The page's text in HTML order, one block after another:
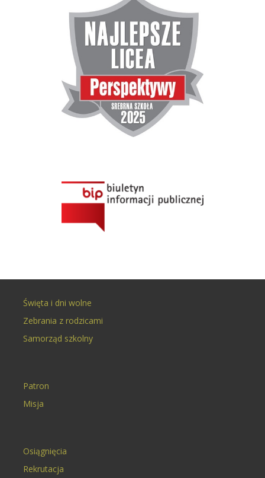
Święta i dni wolne
Zebrania z rodzicami
Samorząd szkolny
Patron
Misja
Osiągnięcia
Rekrutacja